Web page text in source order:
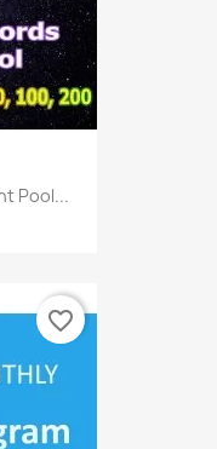
Pool...
favorite_border